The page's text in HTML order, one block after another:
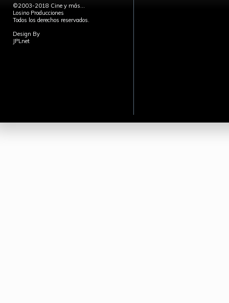
©2003-2018 Cine y más...
Losino Producciones
Todos los derechos reservados.
Design By
JPLnet